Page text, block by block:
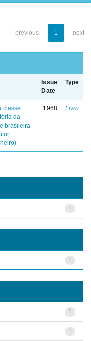
previous 1 next
Issue
Date
Type
classe
da
brasileira
1968 Livro
1
1
1
1